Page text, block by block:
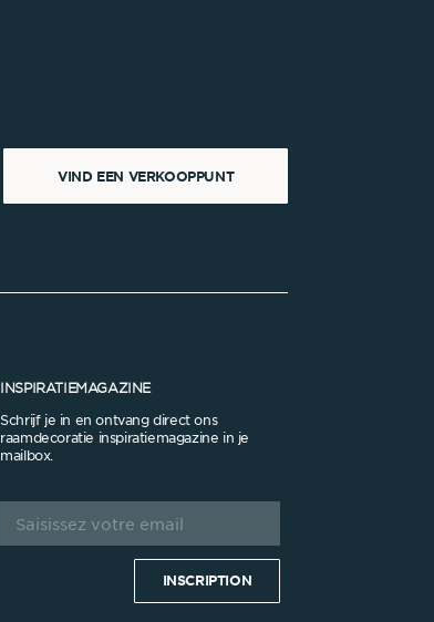
VIND EEN VERKOOPPUNT
INSPIRATIEMAGAZINE
Schrijf je in en ontvang direct ons
raamdecoratie inspiratiemagazine in je
mailbox.
INSCRIPTION